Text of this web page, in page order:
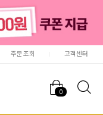
주문조회 고객센터
0